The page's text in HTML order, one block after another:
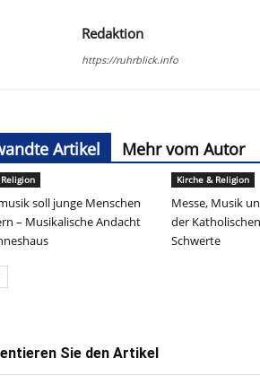
Redaktion
https://ruhrblick.info
Artikel Mehr vom Autor
soll junge Menschen
– Musikalische Andacht
Kirche & Religion
Messe, Musik
der
Schwerte
Sie den Artikel